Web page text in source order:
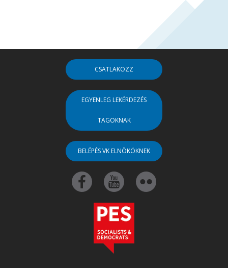
CSATLAKOZZ
EGYENLEG LEKÉRDEZÉS
TAGOKNAK
BELÉPÉS VK ELNÖKÖKNEK